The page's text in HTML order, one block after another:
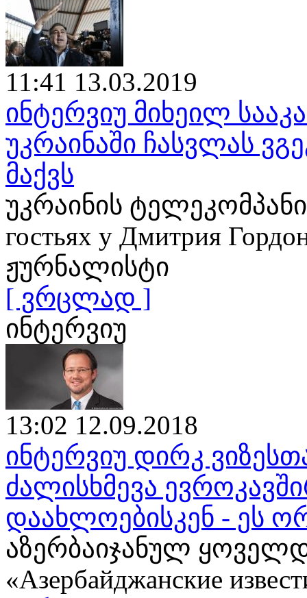
11:41 13.03.2019
ინტერვიუ მიხეილ
უკრაინაში ჩასვლას
მაქვს
უკრაინის
гостьях у Дмитрия
ჟურნალისტი
[ ვრცლად ]
ინტერვიუ
13:02 12.09.2018
ინტერვიუ დირკ
ძალისხმევა
დაახლოებისკენ - ეს
აზერბაიჯანულ
«Азербайджанские